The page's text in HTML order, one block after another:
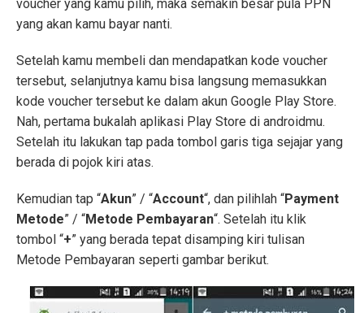
voucher yang kamu pilih, maka semakin besar pula PPN
yang akan kamu bayar nanti.
Setelah kamu membeli dan mendapatkan kode voucher
tersebut, selanjutnya kamu bisa langsung memasukkan
kode voucher tersebut ke dalam akun Google Play Store.
Nah, pertama bukalah aplikasi Play Store di androidmu.
Setelah itu lakukan tap pada tombol garis tiga sejajar yang
berada di pojok kiri atas.
Kemudian tap “Akun” / “Account“, dan pilihlah “Payment
Metode” / “Metode Pembayaran“. Setelah itu klik
tombol “+” yang berada tepat disamping kiri tulisan
Metode Pembayaran seperti gambar berikut.